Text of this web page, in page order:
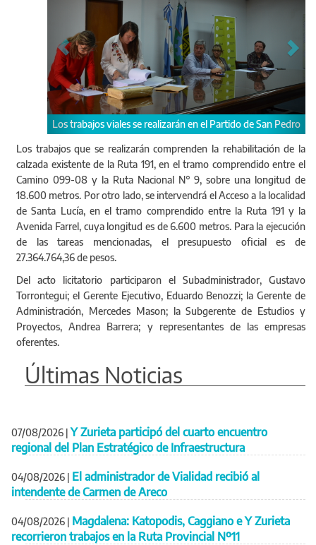
viales se realizarán en el Partido de San Pedro Autoridades de
Los trabajos que se realizarán comprenden la rehabilitación de la
calzada existente de la Ruta 191, en el tramo comprendido entre el
Camino 099-08 y la Ruta Nacional N° 9, sobre una longitud de
18.600 metros. Por otro lado, se intervendrá el Acceso a la localidad
de Santa Lucía, en el tramo comprendido entre la Ruta 191 y la
Avenida Farrel, cuya longitud es de 6.600 metros. Para la ejecución
de las tareas mencionadas, el presupuesto oficial es de
27.364.764,36 de pesos.
Del acto licitatorio participaron el Subadministrador, Gustavo
Torrontegui; el Gerente Ejecutivo, Eduardo Benozzi; la Gerente de
Administración, Mercedes Mason; la Subgerente de Estudios y
Proyectos, Andrea Barrera; y representantes de las empresas
oferentes.
Últimas Noticias
07/08/2026 | Y Zurieta participó del cuarto encuentro
regional del Plan Estratégico de Infraestructura
04/08/2026 | El administrador de Vialidad recibió al
intendente de Carmen de Areco
04/08/2026 | Magdalena: Katopodis, Caggiano e Y Zurieta
recorrieron trabajos en la Ruta Provincial Nº11